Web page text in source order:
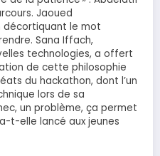
Jaoued
décortiquant le mot
Sana Iffach,
technologies, a offert
de cette philosophie
du hackathon, dont l’un
lors de sa
un problème, ça permet
t-elle lancé aux jeunes